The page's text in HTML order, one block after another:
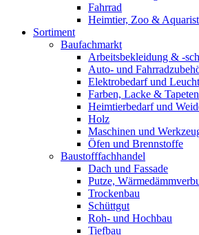
Fahrrad
Heimtier, Zoo &
Sortiment
Baufachmarkt
Arbeitsbekleidung & -
Auto- und
Elektrobedarf und
Farben, Lacke & Tapeten
Heimtierbedarf und
Holz
Maschinen und
Öfen und Brennstoffe
Baustofffachhandel
Dach und Fassade
Putze,
Trockenbau
Schüttgut
Roh- und Hochbau
Tiefbau